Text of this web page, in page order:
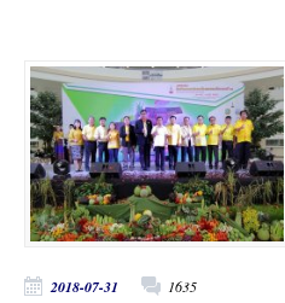
2018-07-31 1635